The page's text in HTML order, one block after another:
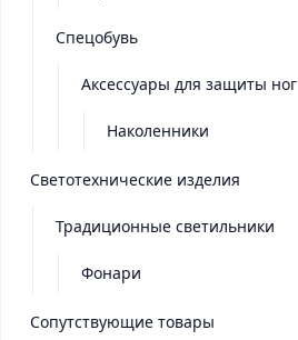
Спецобувь
Аксессуары для защиты ног
Наколенники
Светотехнические изделия
Традиционные светильники
Фонари
Сопутствующие товары